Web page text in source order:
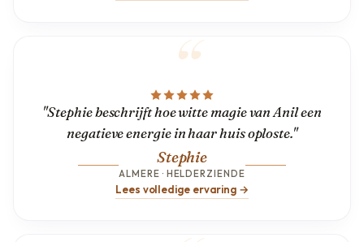
"Stephie beschrijft hoe witte magie van Anil een
negatieve energie in haar huis oploste."
Stephie
ALMERE · HELDERZIENDE
Lees volledige ervaring →